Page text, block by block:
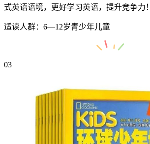
式英语语境，更好学习英语，提升竞争力！
适读人群：6—12岁青少年儿童
03